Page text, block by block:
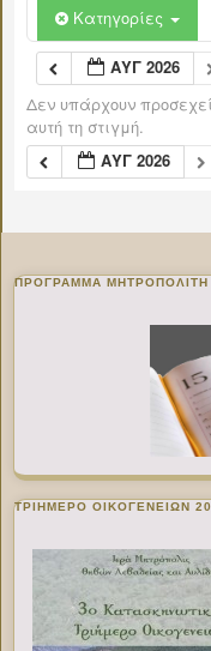
Κατηγορίες
ΑΥΓ 2026
Δεν υπάρχουν
αυτή τη στιγμή.
ΑΥΓ 2026
ΠΡΌΓΡΑΜΜΑ ΜΗΤΡΟΠΟΛΊΤΗ
ΤΡΙΗΜΕΡΟ ΟΙΚΟΓΕΝΕΙΩΝ